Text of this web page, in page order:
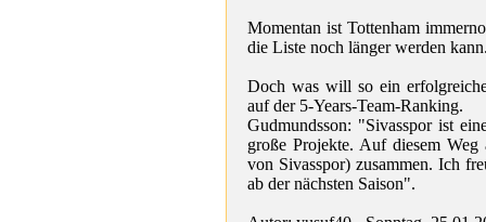
Momentan ist Tottenham
die Liste noch länger werden
Doch was will so ein
aufder 5-Years-Team-Ranking.
Gudmundsson: "Sivasspor ist
große Projekte. Auf diesem
von Sivasspor) zusammen. Ich
ab der nächsten Saison".